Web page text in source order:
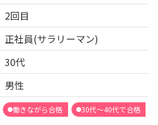
2回目
正社員(サラリーマン)
30代
男性
働きながら合格 30代～40代で合格